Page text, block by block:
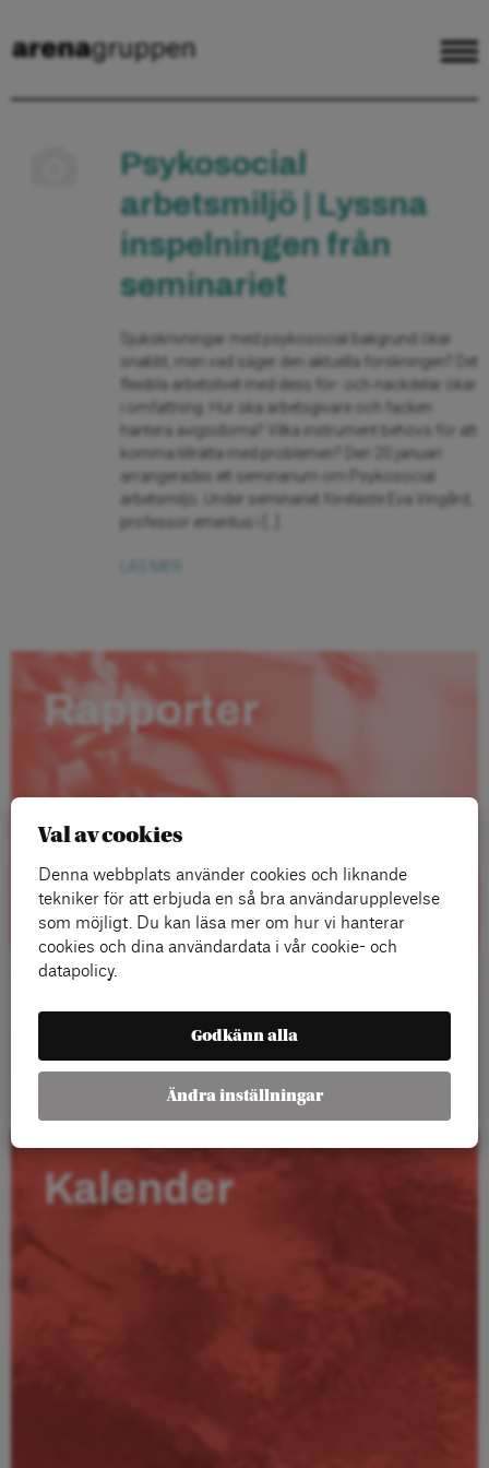
Psykosocial
arbetsmiljö | Lyssna
inspelningen från
seminariet
Sjukskrivningar med psykosocial bakgrund ökar
snabbt, men vad säger den aktuella forskningen? Det
flexibla arbetslivet med dess för- och nackdelar ökar
i omfattning. Hur ska arbetsgivare och facken
hantera avigsidorna? Vilka instrument behövs för att
komma tillrätta med problemen? Den 20 januari
arrangerades ett seminarium om Psykosocial
arbetsmiljö. Under seminariet föreläste Eva Vingård,
professor emeritus i […]
Rapporter
Läs mer
Kalender
Val av cookies
Denna webbplats använder cookies och liknande
tekniker för att erbjuda en så bra användarupplevelse
som möjligt. Du kan läsa mer om hur vi hanterar
cookies och dina användardata i vår cookie- och
datapolicy.
Godkänn alla
Ändra inställningar